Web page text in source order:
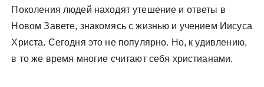
Поколения людей находят утешение и ответы в
Новом Завете, знакомясь с жизнью и учением Иисуса
Христа. Сегодня это не популярно. Но, к удивлению,
в то же время многие считают себя христианами.